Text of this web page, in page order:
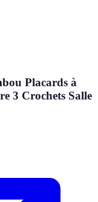
Placards à
3 Crochets Salle